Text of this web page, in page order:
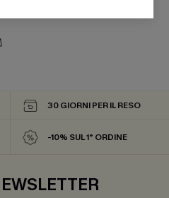
30 GIORNI PER IL RESO
-10% SUL 1° ORDINE